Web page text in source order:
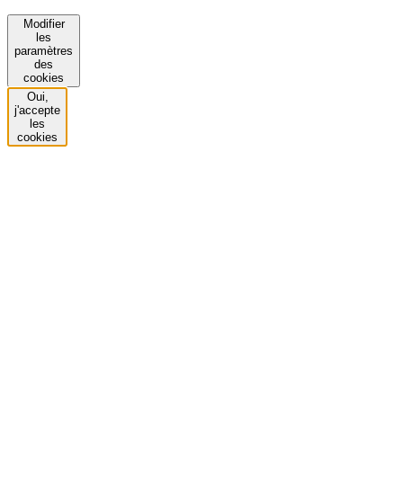
Modifier
les
paramètres
des
cookies
Oui,
j'accepte
les
cookies